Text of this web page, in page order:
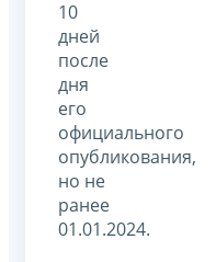
10
дней
после
дня
его
официального
опубликования,
но не
ранее
01.01.2024.